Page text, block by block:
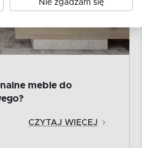
meble do
CZYTAJ WIĘCEJ
Nie zgadzam się